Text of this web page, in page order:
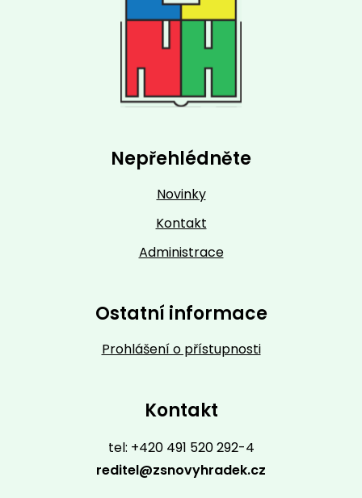
Nepřehlédněte
Novinky
Kontakt
Administrace
Ostatní informace
Prohlášení o přístupnosti
Kontakt
tel: +420 491 520 292-4
reditel@zsnovyhradek.cz